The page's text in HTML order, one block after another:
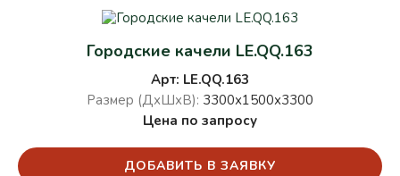
Городские качели LE.QQ.163
Арт: LE.QQ.163
Размер (ДхШхВ): 3300х1500х3300
Цена по запросу
ДОБАВИТЬ В ЗАЯВКУ